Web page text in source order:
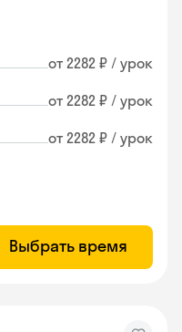
от 2282 ₽ / урок
от 2282 ₽ / урок
от 2282 ₽ / урок
Выбрать время